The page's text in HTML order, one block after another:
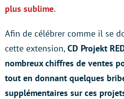
plus sublime.
Afin de célébrer comme il se
cette extension, CD Projekt
nombreux chiffres de ventes
tout en donnant quelques
supplémentaires sur ces